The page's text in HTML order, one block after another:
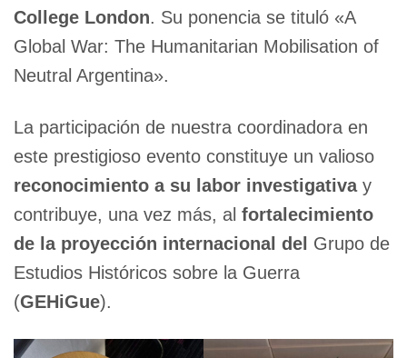
College London. Su ponencia se tituló «A
Global War: The Humanitarian Mobilisation of
Neutral Argentina».
La participación de nuestra coordinadora en
este prestigioso evento constituye un valioso
reconocimiento a su labor investigativay
contribuye, una vez más, alfortalecimiento
de la proyección internacional del Grupo de
Estudios Históricos sobre la Guerra
(GEHiGue).